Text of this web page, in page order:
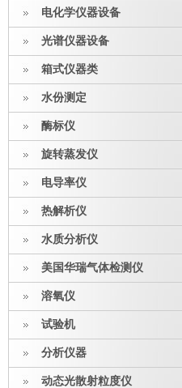
电化学仪器设备
光谱仪器设备
箱式仪器类
水份测定
酶标仪
旋转蒸发仪
电导率仪
热解析仪
水质分析仪
美国华瑞气体检测仪
溶氧仪
试验机
分析仪器
动态光散射粒度仪